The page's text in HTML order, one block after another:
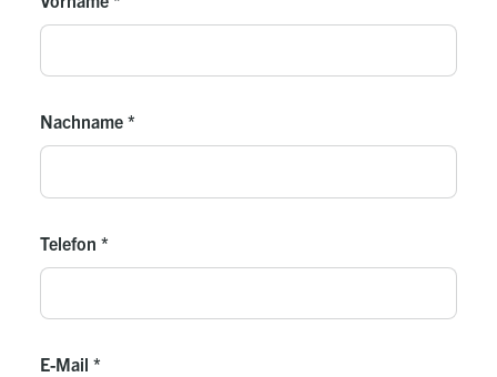
Nachname *
Telefon *
E-Mail *